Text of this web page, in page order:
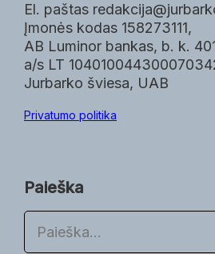
El. paštas
Įmonės kodas 158273111,
AB Luminor bankas, b. k.
a/s LT
Jurbarko šviesa, UAB
Privatumo politika
Paieška
P